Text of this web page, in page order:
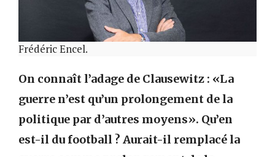
Frédéric Encel.
On connaît l’adage de Clausewitz : «La
guerre n’est qu’un prolongement de la
politique par d’autres moyens». Qu’en
est-il du football ? Aurait-il remplacé la